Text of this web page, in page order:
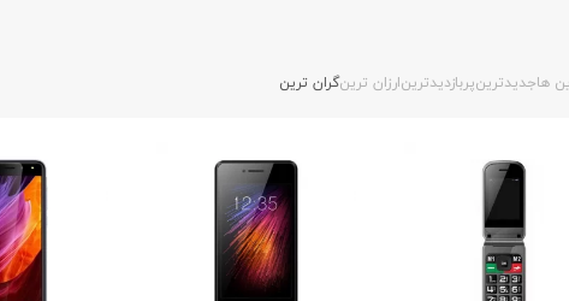
هاجدیدترینپربازدیدترینارزان ترینگران ترین